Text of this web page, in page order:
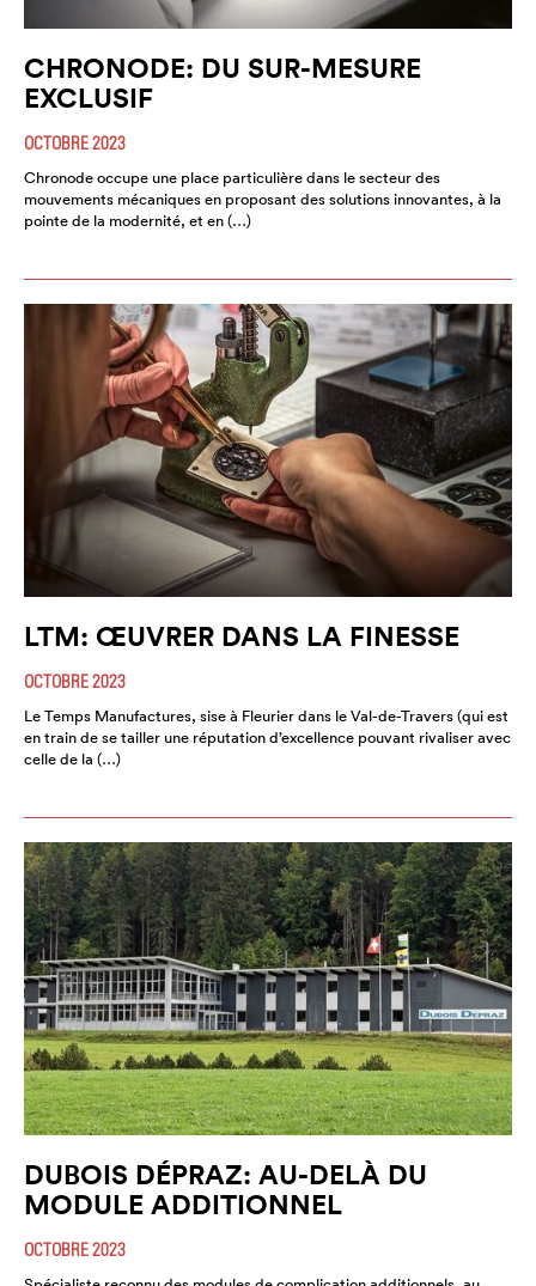
CHRONODE: DU SUR-MESURE
EXCLUSIF
OCTOBRE 2023
Chronode occupe une place particulière dans le secteur des
mouvements mécaniques en proposant des solutions innovantes, à la
pointe de la modernité, et en (…)
LTM: ŒUVRER DANS LA FINESSE
OCTOBRE 2023
Le Temps Manufactures, sise à Fleurier dans le Val-de-Travers (qui est
en train de se tailler une réputation d’excellence pouvant rivaliser avec
celle de la (…)
DUBOIS DÉPRAZ: AU-DELÀ DU
MODULE ADDITIONNEL
OCTOBRE 2023